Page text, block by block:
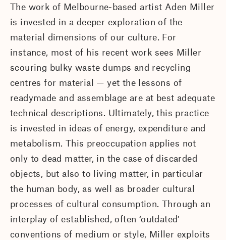
The work of Melbourne-based artist Aden Miller
is invested in a deeper exploration of the
material dimensions of our culture. For
instance, most of his recent work sees Miller
scouring bulky waste dumps and recycling
centres for material — yet the lessons of
readymade and assemblage are at best adequate
technical descriptions. Ultimately, this practice
is invested in ideas of energy, expenditure and
metabolism. This preoccupation applies not
only to dead matter, in the case of discarded
objects, but also to living matter, in particular
the human body, as well as broader cultural
processes of cultural consumption. Through an
interplay of established, often ‘outdated’
conventions of medium or style, Miller exploits